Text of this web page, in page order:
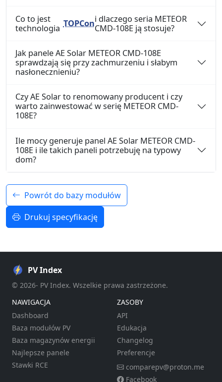
Co to jest
technologia TOPConi dlaczego seria METEOR
CMD-108E ją stosuje?
Jak panele AE Solar METEOR CMD-108E
sprawdzają się przy zachmurzeniu i słabym
nasłonecznieniu?
Czy AE Solar to renomowany producent i czy
warto zainwestować w serię METEOR CMD-
108E?
Ile mocy generuje panel AE Solar METEOR CMD-
108E i ile takich paneli potrzebuję na typowy
dom?
Powrót do bazy modułów
Drukuj specyfikację
PV Index
© 2026- PV Index. Wszelkie prawa zastrzeżone.
NAWIGACJA
Dashboard
Baza modułów PV
Baza magazynów energii
Najlepsze panele
Stawki RCE
ZASOBY
API
Edukacja
Changelog
Preferencje
comparepv@proton.me
Facebook